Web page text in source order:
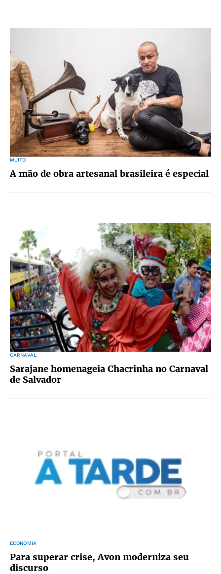
MUITO
A mão de obra artesanal brasileira é especial
CARNAVAL
Sarajane homenageia Chacrinha no Carnaval
de Salvador
ECONOMIA
Para superar crise, Avon moderniza seu
discurso